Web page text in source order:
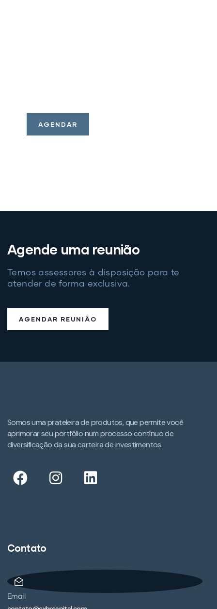
AGENDAR
Agende uma reunião
Temos assessores à disposição para te
atender de forma exclusiva.
AGENDAR REUNIÃO
Somos uma prateleira de produtos, que permite você
aprimorar seu portfólio num processo contínuo de
diversificação da sua carteira de investimentos.​
Contato
Email